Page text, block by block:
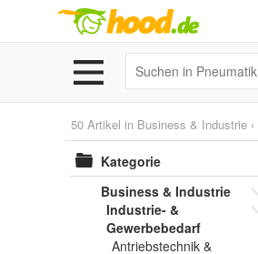
50 Artikel in Business & Industrie ›
Kategorie
Business & Industrie
Industrie- &
Gewerbebedarf
Antriebstechnik &